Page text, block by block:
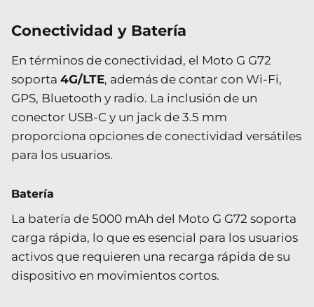
Conectividad y Batería
En términos de conectividad, el Moto G G72
soporta 4G/LTE, además de contar con Wi-Fi,
GPS, Bluetooth y radio. La inclusión de un
conector USB-C y un jack de 3.5 mm
proporciona opciones de conectividad versátiles
para los usuarios.
Batería
La batería de 5000 mAh del Moto G G72 soporta
carga rápida, lo que es esencial para los usuarios
activos que requieren una recarga rápida de su
dispositivo en movimientos cortos.